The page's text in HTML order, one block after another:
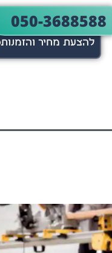
050-3688588
להצעת מחיר והזמנות​​